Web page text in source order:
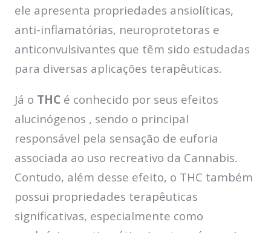
ele apresenta propriedades ansiolíticas,
anti-inflamatórias, neuroprotetoras e
anticonvulsivantes que têm sido estudadas
para diversas aplicações terapêuticas.
Já o THCé conhecido por seus efeitos
alucinógenos , sendo o principal
responsável pela sensação de euforia
associada ao uso recreativo da Cannabis.
Contudo, além desse efeito, o THC também
possui propriedades terapêuticas
significativas, especialmente como